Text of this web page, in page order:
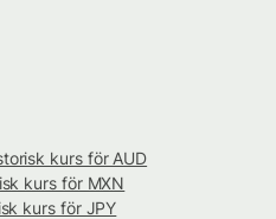
kurs för AUD
kurs för MXN
kurs för JPY